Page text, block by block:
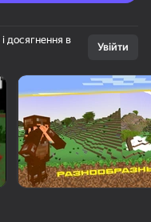
досягнення в
Увійти